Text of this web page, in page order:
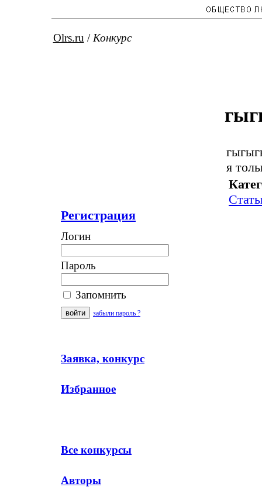
Olrs.ru / Конкурс
Регистрация
Логин
Пароль
Запомнить
забыли пароль ?
Заявка, конкурс
Избранное
Все конкурсы
Авторы
я